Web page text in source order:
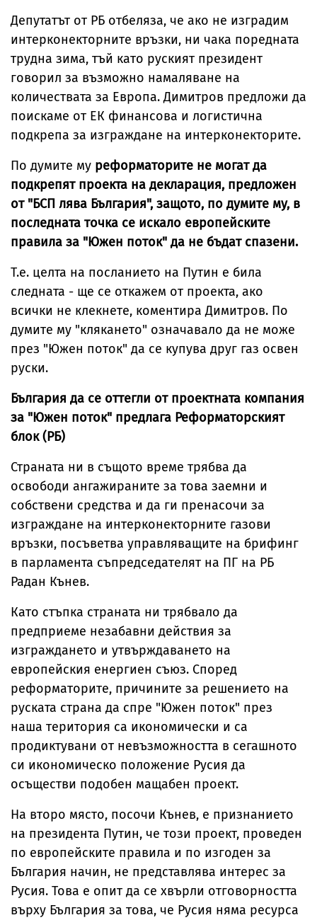
Депутатът от РБ отбеляза, че ако не изградим
интерконекторните връзки, ни чака поредната
трудна зима, тъй като руският президент
говорил за възможно намаляване на
количествата за Европа. Димитров предложи да
поискаме от ЕК финансова и логистична
подкрепа за изграждане на интерконекторите.
По думите му реформаторите не могат да
подкрепят проекта на декларация, предложен
от "БСП лява България", защото, по думите му, в
последната точка се искало европейските
правила за "Южен поток" да не бъдат спазени.
Т.е. целта на посланието на Путин е била
следната - ще се откажем от проекта, ако
всички не клекнете, коментира Димитров. По
думите му "клякането" означавало да не може
през "Южен поток" да се купува друг газ освен
руски.
България да се оттегли от проектната компания
за "Южен поток" предлага Реформаторският
блок (РБ)
Страната ни в същото време трябва да
освободи ангажираните за това заемни и
собствени средства и да ги пренасочи за
изграждане на интерконекторните газови
връзки, посъветва управляващите на брифинг
в парламента съпредседателят на ПГ на РБ
Радан Кънев.
Като стъпка страната ни трябвало да
предприеме незабавни действия за
изграждането и утвърждаването на
европейския енергиен съюз. Според
реформаторите, причините за решението на
руската страна да спре "Южен поток" през
наша територия са икономически и са
продиктувани от невъзможността в сегашното
си икономическо положение Русия да
осъществи подобен мащабен проект.
На второ място, посочи Кънев, е признанието
на президента Путин, че този проект, проведен
по европейските правила и по изгоден за
България начин, не представлява интерес за
Русия. Това е опит да се хвърли отговорността
върху България за това, че Русия няма ресурса